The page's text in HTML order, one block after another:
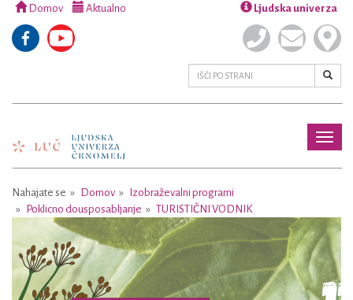
Domov Aktualno Ljudska univerza
Nahajate se Domov
Izobraževalni programi
Poklicno dousposabljanje
TURISTIČNI VODNIK
Previous Next